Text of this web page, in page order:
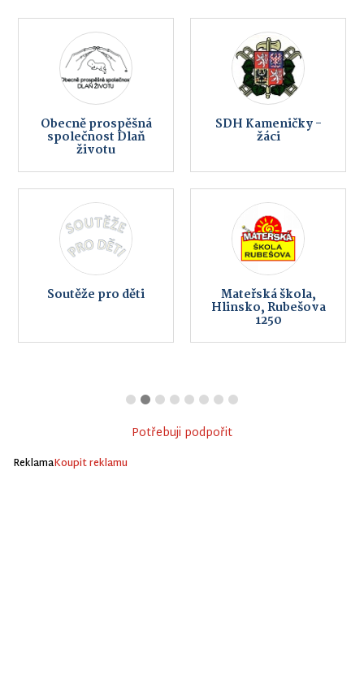
Obecně prospěšná
společnost Dlaň
životu
SDH Kameničky -
žáci
Soutěže pro děti Mateřská škola,
Hlinsko, Rubešova
1250
Potřebuji podpořit
ReklamaKoupit reklamu